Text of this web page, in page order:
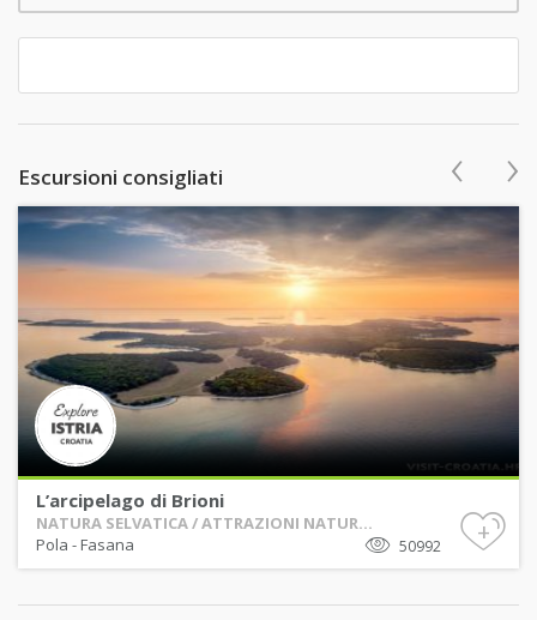
Escursioni consigliati
L’arcipelago di Brioni
NATURA SELVATICA / ATTRAZIONI NATUR...
50992
Pola -Fasana +
‹ ›